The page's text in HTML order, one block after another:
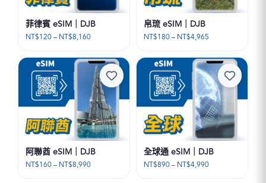
菲律賓 eSIM｜DJB
NT$120 – NT$8,160價
範
圍：
NT$120
到
NT$8,160
帛琉 eSIM｜DJB
NT$180 – NT$4,965
範
圍：
NT$180
到
NT$4,965
阿聯酋 eSIM｜DJB
NT$160 – NT$8,990價
全球通 eSIM｜DJB
NT$890 – NT$4,990價